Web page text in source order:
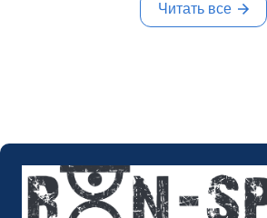
Читать все